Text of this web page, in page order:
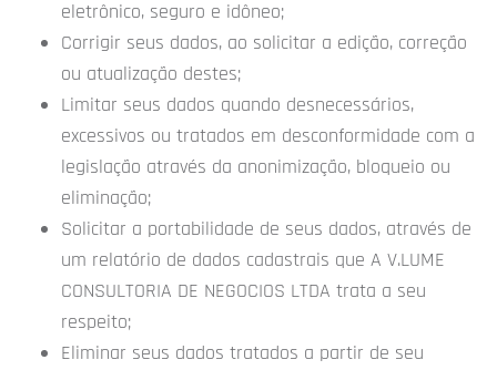
eletrônico, seguro e idôneo;
Corrigir seus dados, ao solicitar a edição, correção
ou atualização destes;
Limitar seus dados quando desnecessários,
excessivos ou tratados em desconformidade com a
legislação através da anonimização, bloqueio ou
eliminação;
Solicitar a portabilidade de seus dados, através de
um relatório de dados cadastrais que A V.LUME
CONSULTORIA DE NEGOCIOS LTDA trata a seu
respeito;
Eliminar seus dados tratados a partir de seu